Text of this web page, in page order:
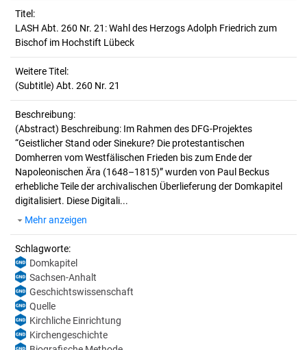
Titel:
LASH Abt. 260 Nr. 21: Wahl des Herzogs Adolph Friedrich zum
Bischof im Hochstift Lübeck
Weitere Titel:
(Subtitle) Abt. 260 Nr. 21
Beschreibung:
(Abstract) Beschreibung: Im Rahmen des DFG-Projektes
“Geistlicher Stand oder Sinekure? Die protestantischen
Domherren vom Westfälischen Frieden bis zum Ende der
Napoleonischen Ära (1648–1815)” wurden von Paul Beckus
erhebliche Teile der archivalischen Überlieferung der Domkapitel
digitalisiert. Diese Digitali...
Mehr anzeigen
Schlagworte:
Domkapitel
Sachsen-Anhalt
Geschichtswissenschaft
Quelle
Kirchliche Einrichtung
Kirchengeschichte